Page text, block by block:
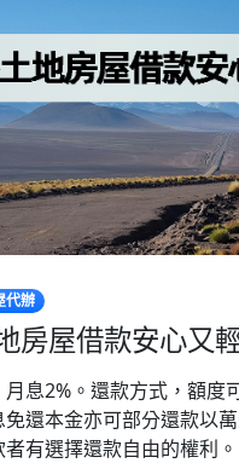
代辦
房屋借款安心又
息2%。還款方式，額度
免還本金亦可部分還款以
有選擇還款自由的權利。